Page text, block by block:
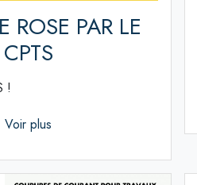
ROSE PAR LE
CPTS
!
Voir plus